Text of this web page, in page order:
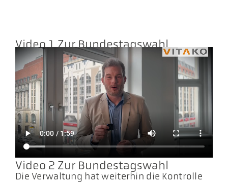
Video 1 Zur Bundestagswahl
Video 2 Zur Bundestagswahl
Die Verwaltung hat weiterhin die Kontrolle